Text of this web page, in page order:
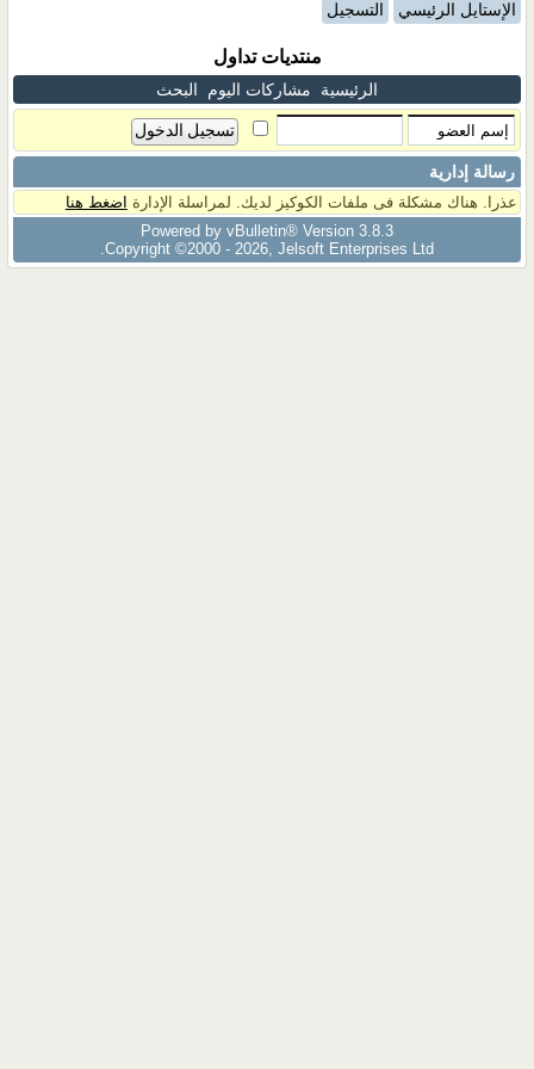
الإستايل الرئيسي التسجيل
منتديات تداول
الرئيسية مشاركات اليوم البحث
رسالة إدارية
عذرا. هناك مشكلة فى ملفات الكوكيز لديك. لمراسلة الإدارة اضغط هنا
Powered by vBulletin® Version 3.8.3
Copyright ©2000 - 2026, Jelsoft Enterprises Ltd.